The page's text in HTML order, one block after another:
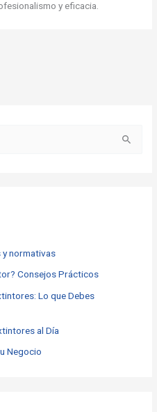
y eficacia.
y normativas
Consejos Prácticos
Lo que Debes
al Día
Negocio